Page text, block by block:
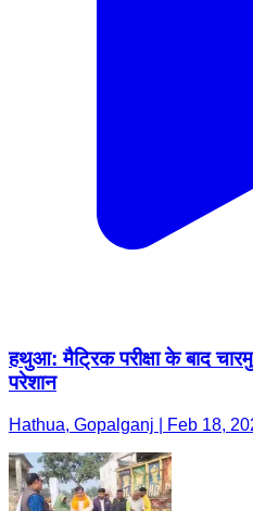
हथुआ: मैट्रिक परीक्षा के बाद
परेशान
Hathua, Gopalganj | Feb 18,